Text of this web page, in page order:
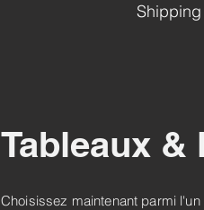
Tableaux &
Choisissez maintenant parmi